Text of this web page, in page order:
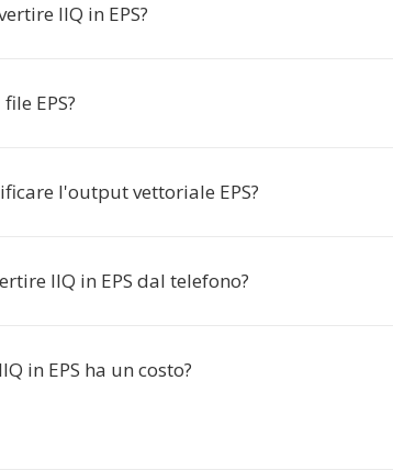
IIQ in EPS?
EPS?
l'output vettoriale EPS?
IIQ in EPS dal telefono?
in EPS ha un costo?